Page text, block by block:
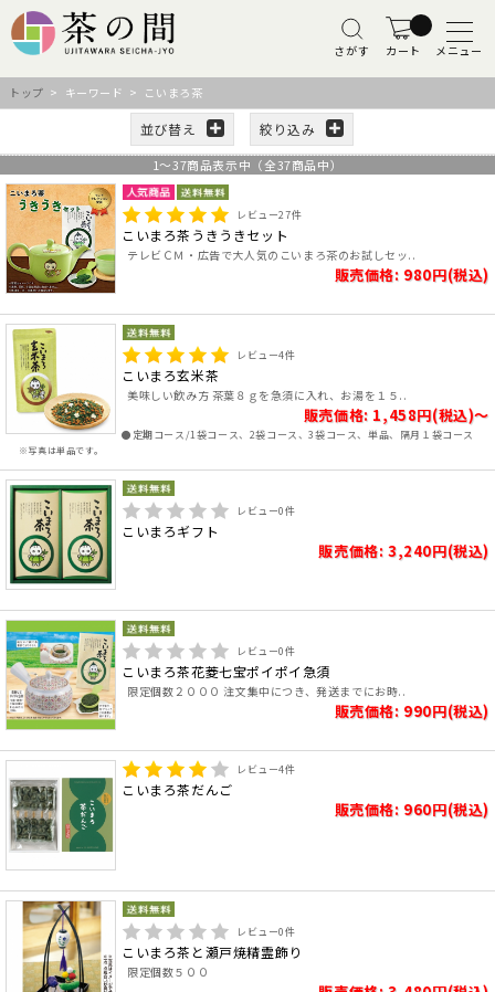
さがす カート メニュー
トップ > キーワード > こいまろ茶
並び替え 絞り込み
1～37商品表示中（全37商品中）
レビュー27件
こいまろ茶うきうきセット
テレビＣＭ・広告で大人気のこいまろ茶のお試しセッ..
販売価格: 980円(税込)
※写真は単品です。
レビュー4件
こいまろ玄米茶
美味しい飲み方 茶葉８ｇを急須に入れ、お湯を１５..
販売価格: 1,458円(税込)～
●定期コース/1袋コース、2袋コース、3袋コース、単品、隔月１袋コース
レビュー0件
こいまろギフト
販売価格: 3,240円(税込)
レビュー0件
こいまろ茶花菱七宝ポイポイ急須
限定個数２０００ 注文集中につき、発送までにお時..
販売価格: 990円(税込)
レビュー4件
こいまろ茶だんご
販売価格: 960円(税込)
レビュー0件
こいまろ茶と瀬戸焼精霊飾り
限定個数５００